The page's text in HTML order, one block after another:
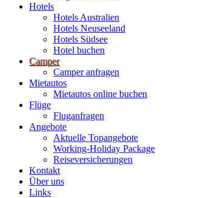
Hotels
Hotels Australien
Hotels Neuseeland
Hotels Südsee
Hotel buchen
Camper
Camper anfragen
Mietautos
Mietautos online buchen
Flüge
Fluganfragen
Angebote
Aktuelle Topangebote
Working-Holiday Package
Reiseversicherungen
Kontakt
Über uns
Links